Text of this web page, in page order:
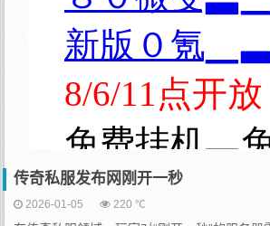
传奇私服发布网刚开一秒
2026-01-05 220 ℃